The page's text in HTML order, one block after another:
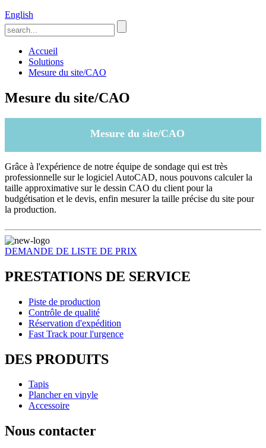
English
Accueil
Solutions
Mesure du site/CAO
Mesure du site/CAO
Mesure du site/CAO
Grâce à l'expérience de notre équipe de sondage qui est très
professionnelle sur le logiciel AutoCAD, nous pouvons calculer la
taille approximative sur le dessin CAO du client pour la
budgétisation et le devis, enfin mesurer la taille précise du site pour
la production.
DEMANDE DE LISTE DE PRIX
PRESTATIONS DE SERVICE
Piste de production
Contrôle de qualité
Réservation d'expédition
Fast Track pour l'urgence
DES PRODUITS
Tapis
Plancher en vinyle
Accessoire
Nous contacter